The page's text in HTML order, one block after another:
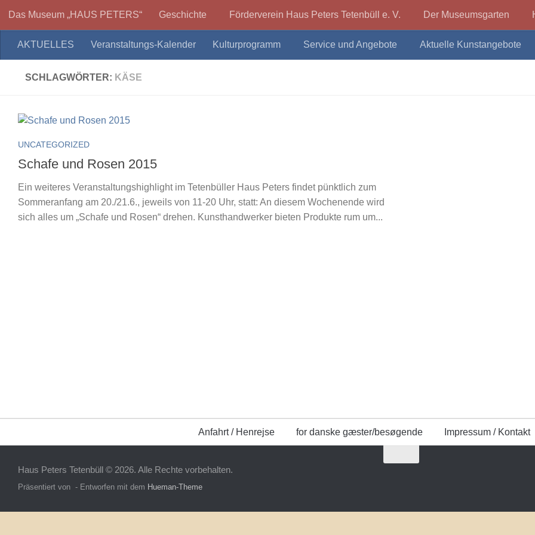
Zum Inhalt springen
Das Museum „HAUS PETERS“ Geschichte Förderverein Haus Peters Tetenbüll e. V. Der Museumsgarten
AKTUELLES Veranstaltungs-Kalender Kulturprogramm Service und Angebote Aktuelle Kunstangebote
SCHLAGWÖRTER: KÄSE
UNCATEGORIZED
Schafe und Rosen 2015
Ein weiteres Veranstaltungshighlight im Tetenbüller Haus Peters findet pünktlich zum
Sommeranfang am 20./21.6., jeweils von 11-20 Uhr, statt: An diesem Wochenende wird
sich alles um „Schafe und Rosen“ drehen. Kunsthandwerker bieten Produkte rum um...
Anfahrt / Henrejse for danske gæster/besøgende Impressum / Kontakt
Haus Peters Tetenbüll © 2026. Alle Rechte vorbehalten.
Präsentiert von - Entworfen mit dem Hueman-Theme